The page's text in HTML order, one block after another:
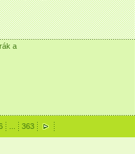
a
363